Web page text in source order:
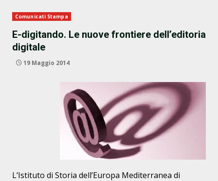
Comunicati Stampa
E-digitando. Le nuove frontiere dell’editoria
digitale
19 Maggio 2014
L’Istituto di Storia dell’Europa Mediterranea di